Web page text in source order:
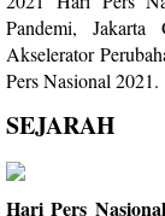
Pandemi, Jakarta
Akselerator
Pers Nasional 2021.
SEJARAH
Hari Pers Nasional